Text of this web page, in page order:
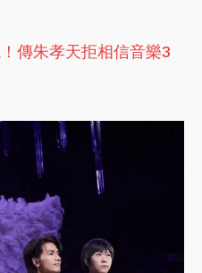
傳朱孝天拒相信音樂3